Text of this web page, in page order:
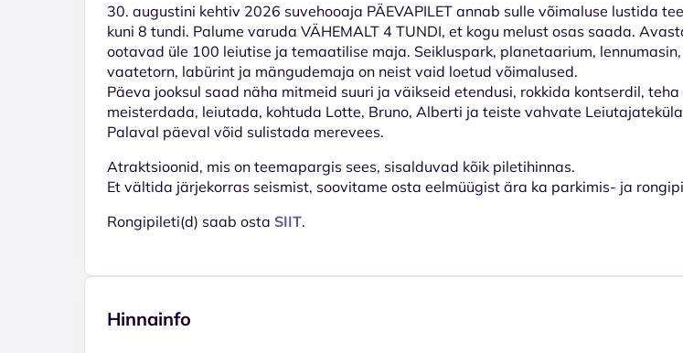
30. augustini kehtiv 2026 suvehooaja PÄEVAPILET annab sulle võimaluse lustida
kuni 8 tundi. Palume varuda VÄHEMALT 4 TUNDI, et kogu melust osas saada.
ootavad üle 100 leiutise ja temaatilise maja. Seikluspark, planetaarium,
vaatetorn, labürint ja mängudemaja on neist vaid loetud võimalused.
Päeva jooksul saad näha mitmeid suuri ja väikseid etendusi, rokkida kontserdil, teha
meisterdada, leiutada, kohtuda Lotte, Bruno, Alberti ja teiste vahvate
Palaval päeval võid sulistada merevees.
Atraktsioonid, mis on teemapargis sees, sisalduvad kõik piletihinnas.
Et vältida järjekorras seismist, soovitame osta eelmüügist ära ka parkimis- ja
Rongipileti(d) saab osta SIIT.
Hinnainfo